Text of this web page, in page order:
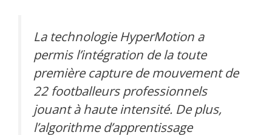
La technologie HyperMotion a
permis l’intégration de la toute
première capture de mouvement de
22 footballeurs professionnels
jouant à haute intensité. De plus,
l’algorithme d’apprentissage